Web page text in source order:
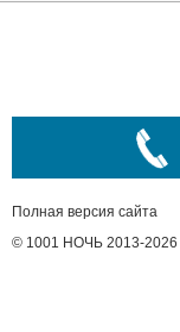
Полная версия сайта
© 1001 НОЧЬ 2013-2026